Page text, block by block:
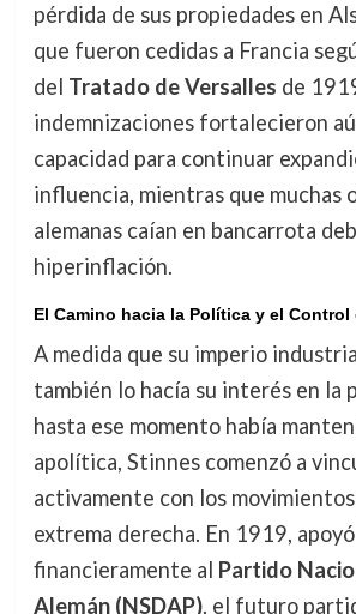
pérdida de sus propiedades en
que fueron cedidas a Francia
del Tratado de Versalles de
indemnizaciones fortalecieron
capacidad para continuar
influencia, mientras que muchas
alemanas caían en bancarrota
hiperinflación.
El Camino hacia la Política y el
A medida que su imperio
también lo hacía su interés en la
hasta ese momento había
apolítica, Stinnes comenzó a
activamente con los
extrema derecha. En 1919, apoyó
financieramente al Partido
Alemán (NSDAP), el futuro